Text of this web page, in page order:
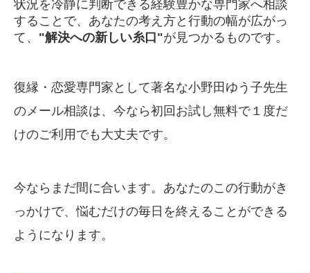
状況を冷静に判断できる経験豊かな専門家へ相談
することで、あなたの考え方と行動の幅が広がっ
て、 "解決への新しい糸口"が見つかるものです。
復縁・恋愛専門家として著名な小野田ゆう子先生
のメール相談は、今なら初回お試し無料で１度だ
けのご利用でも大丈夫です。
今ならまだ間に合います。あなたのこの行動がき
っかけで、悩むだけの毎日を終えることができる
ようになります。